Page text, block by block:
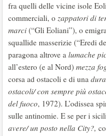
fra quelli delle vicine isole
commerciali, o zappatori di
marci (“Gli Eoliani”), o
squallide masserizie (“Eredi
paragona altrove a lumache
all’estero (e al Nord) mezza
corsa ad ostacoli e di una
ostacoli/ con sempre più
del fuoco, 1972). L’odissea
sulle antinomie. E se per i
avere/ un posto nella City?,